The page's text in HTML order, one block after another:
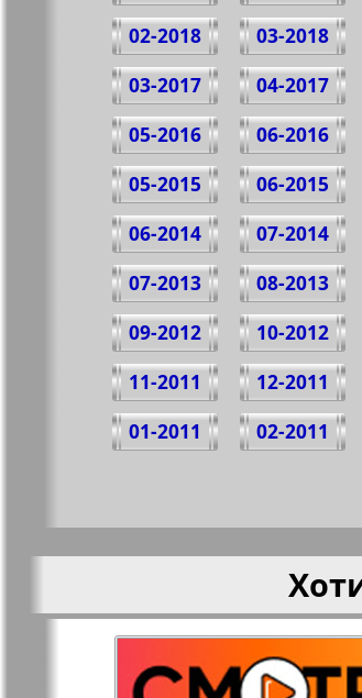
03-2018
02-2018
04-2017
03-2017
06-2016
05-2016
06-2015
05-2015
07-2014
06-2014
08-2013
07-2013
10-2012
09-2012
12-2011
11-2011
02-2011
01-2011